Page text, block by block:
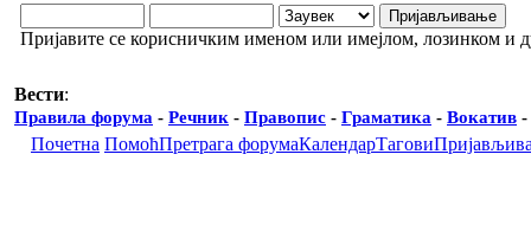
Пријавите се корисничким именом или имејлом, лозинком и
Вести:
Правила форума - Речник - Правопис - Граматика - Вокатив -
Почетна ПомоћПретрага форумаКалендарТагови